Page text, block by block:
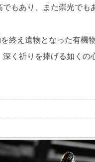
もあり、また崇光でも
終え遺物となった有
く祈りを捧げる如くの